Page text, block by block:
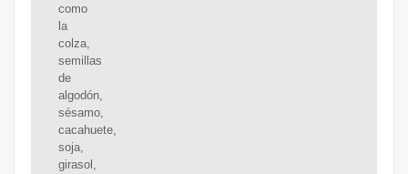
como
la
colza,
semillas
de
algodón,
sésamo,
cacahuete,
soja,
girasol,